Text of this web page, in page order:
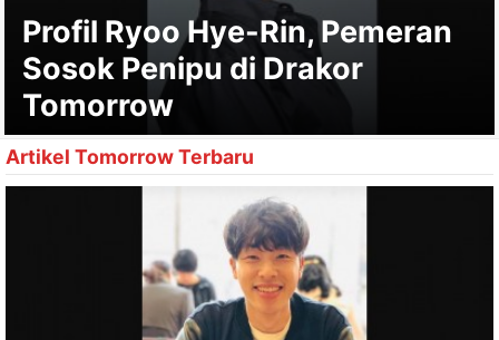
Profil Ryoo Hye-Rin, Pemeran
Sosok Penipu di Drakor
Tomorrow
Artikel Tomorrow Terbaru